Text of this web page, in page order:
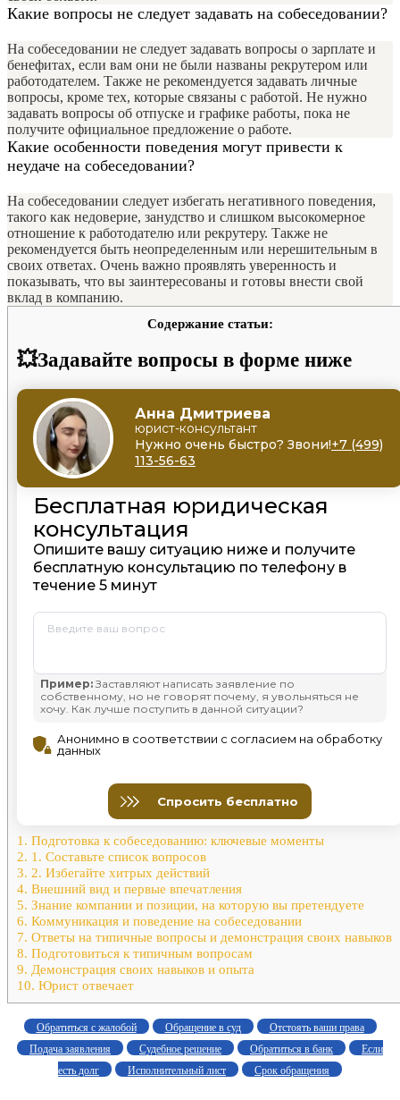
Какие вопросы не следует задавать на собеседовании?
На собеседовании не следует задавать вопросы о зарплате и
бенефитах, если вам они не были названы рекрутером или
работодателем. Также не рекомендуется задавать личные
вопросы, кроме тех, которые связаны с работой. Не нужно
задавать вопросы об отпуске и графике работы, пока не
получите официальное предложение о работе.
Какие особенности поведения могут привести к
неудаче на собеседовании?
На собеседовании следует избегать негативного поведения,
такого как недоверие, занудство и слишком высокомерное
отношение к работодателю или рекрутеру. Также не
рекомендуется быть неопределенным или нерешительным в
своих ответах. Очень важно проявлять уверенность и
показывать, что вы заинтересованы и готовы внести свой
вклад в компанию.
Содержание статьи:
💥Задавайте вопросы в форме ниже
1. Подготовка к собеседованию: ключевые моменты
2. 1. Составьте список вопросов
3. 2. Избегайте хитрых действий
4. Внешний вид и первые впечатления
5. Знание компании и позиции, на которую вы претендуете
6. Коммуникация и поведение на собеседовании
7. Ответы на типичные вопросы и демонстрация своих навыков
8. Подготовиться к типичным вопросам
9. Демонстрация своих навыков и опыта
10. Юрист отвечает
Обратиться с жалобой Обращение в суд
Отстоять ваши права
Подача заявления
Судебное решение Обратиться в банк
Если
есть долг
Исполнительный лист Срок обращения